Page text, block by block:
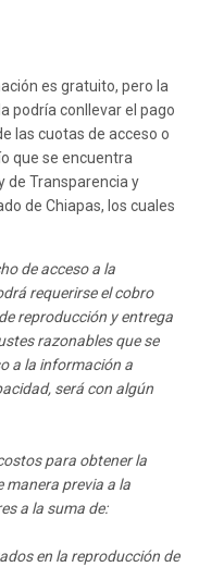
es gratuito, pero la
podría conllevar el pago
las cuotas de acceso o
que se encuentra
de Transparencia y
de Chiapas, los cuales
de acceso a la
requerirse el cobro
reproducción y entrega
razonables que se
a la información a
será con algún
para obtener la
manera previa a la
a la suma de:
en la reproducción de